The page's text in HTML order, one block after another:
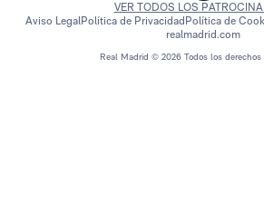
Real Madrid © 2026 Todos los derechos
VER TODOS LOS
Aviso LegalPolítica de Privacidad Política de
realmadrid.com